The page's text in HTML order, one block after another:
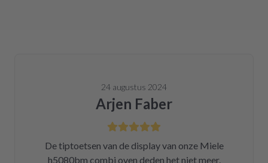
24 augustus 2024
Arjen Faber
De tiptoetsen van de display van onze Miele
h5080bm combi oven deden het niet meer.